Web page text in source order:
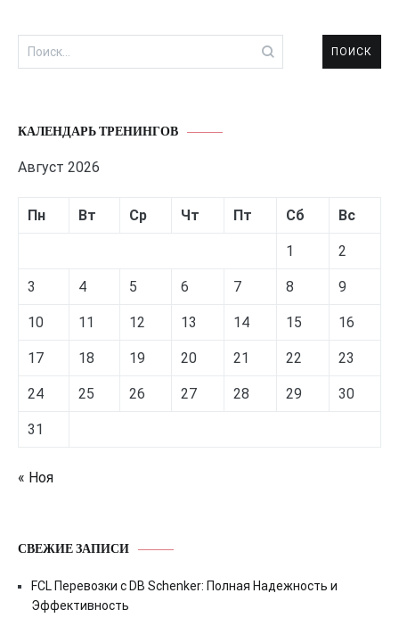
Найти:
КАЛЕНДАРЬ ТРЕНИНГОВ
Август 2026
Пн Вт Ср Чт Пт Сб Вс
1 2
3 4 5 6 7 8 9
10 11 12 13 14 15 16
17 18 19 20 21 22 23
24 25 26 27 28 29 30
31
« Ноя
СВЕЖИЕ ЗАПИСИ
FCL Перевозки с DB Schenker: Полная Надежность и
Эффективность